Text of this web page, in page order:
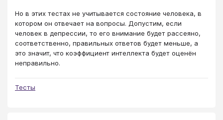
Но в этих тестах не учитывается состояние человека, в
котором он отвечает на вопросы. Допустим, если
человек в депрессии, то его внимание будет рассеяно,
соответственно, правильных ответов будет меньше, а
это значит, что коэффициент интеллекта будет оценён
неправильно.
Тесты